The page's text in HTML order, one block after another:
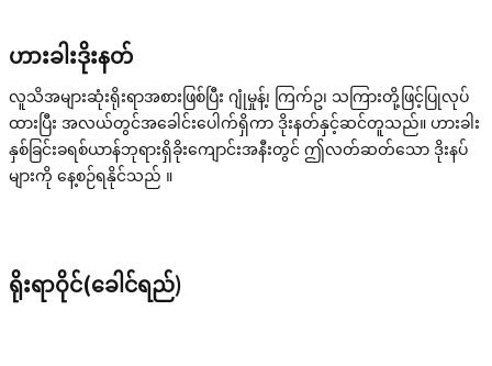
ဟားခါးဒိုးနတ်
လူသိအများဆုံးရိုးရာအစားဖြစ်ပြီး ဂျုံမှုန့်၊ ကြက်ဥ၊ သကြားတို့ဖြင့်ပြုလုပ်
ထားပြီး အလယ်တွင်အခေါင်းပေါက်ရှိကာ ဒိုးနတ်နှင့်ဆင်တူသည်။ ဟားခါး
နှစ်ခြင်းခရစ်ယာန်ဘုရားရှိခိုးကျောင်းအနီးတွင် ဤလတ်ဆတ်သော ဒိုးနပ်
များကို နေ့စဉ်ရနိုင်သည် ။
ရိုးရာဝိုင်(ခေါင်ရည်)